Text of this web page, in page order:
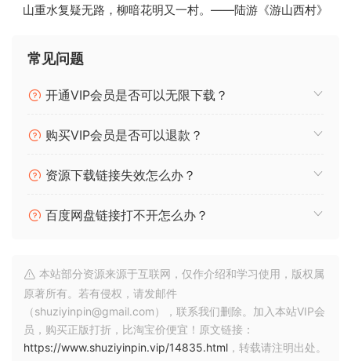
your style, performance needs and production workflow.
of world-class presets – 1 canvas for infinite sonic
exploration.
One installer for analog & digital synths
山重水复疑无路，柳暗花明又一村。——陆游《游山西村》
常见问题
开通VIP会员是否可以无限下载？
购买VIP会员是否可以退款？
资源下载链接失效怎么办？
百度网盘链接打不开怎么办？
本站部分资源来源于互联网，仅作介绍和学习使用，版权属
原著所有。若有侵权，请发邮件
（shuziyinpin@gmail.com），联系我们删除。加入本站VIP会
员，购买正版打折，比淘宝价便宜！原文链接：
https://www.shuziyinpin.vip/14835.html ，转载请注明出处。